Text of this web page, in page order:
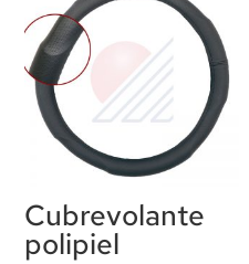
Cubrevolante
polipiel